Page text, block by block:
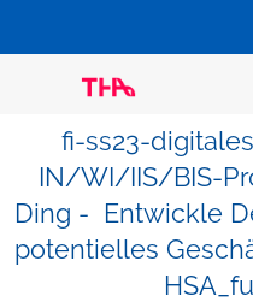
fi-ss23-
IN/WI/IIS/BIS-
Ding - Entwickle
potentielles